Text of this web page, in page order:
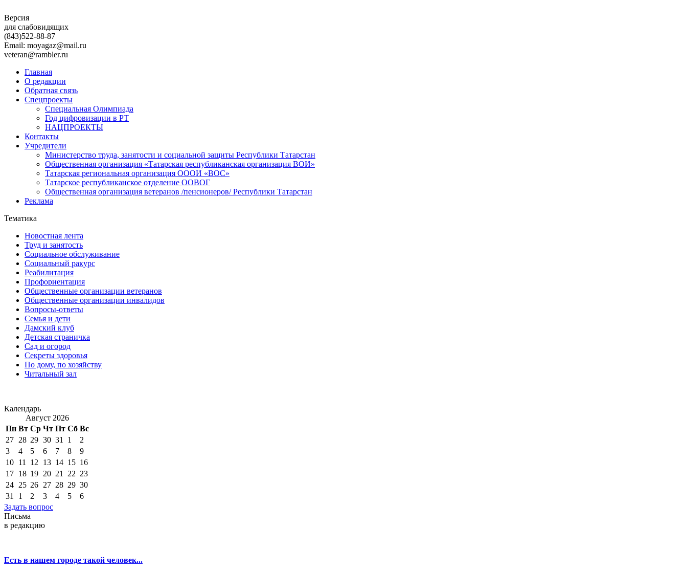
Версия
для слабовидящих
(843)522-88-87
Email: moyagaz@mail.ru
veteran@rambler.ru
Главная
О редакции
Обратная связь
Спецпроекты
Специальная Олимпиада
Год цифровизации в РТ
НАЦПРОЕКТЫ
Контакты
Учредители
Министерство труда, занятости и социальной защиты Республики Татарстан
Общественная организация «Татарская республиканская организация ВОИ»
Татарская региональная организация ОООИ «ВОС»
Татарское республиканское отделение ООВОГ
Общественная организация ветеранов /пенсионеров/ Республики Татарстан
Реклама
Тематика
Новостная лента
Труд и занятость
Социальное обслуживание
Социальный ракурс
Реабилитация
Профориентация
Общественные организации ветеранов
Общественные организации инвалидов
Вопросы-ответы
Семья и дети
Дамский клуб
Детская страничка
Сад и огород
Секреты здоровья
По дому, по хозяйству
Читальный зал
Календарь
Август 2026
Пн Вт Ср Чт Пт Сб Вс
27 28 29 30 31 1
2
3
4 5 6 7 8
9
10 11 12 13 14 15 16
17 18 19 20 21 22 23
24 25 26 27 28 29 30
31
1 2 3 4 5
6
Задать вопрос
Письма
в редакцию
Есть в нашем городе такой человек...